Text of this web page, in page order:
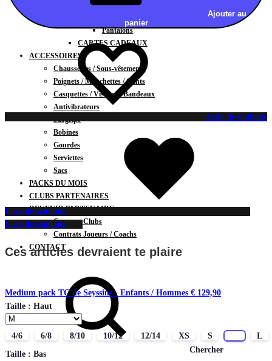
Shorts
Pantalons
CARTES CADEAUX
ACCESSOIRES
Chaussettes / Sous-vêtements
Poignets / Manchettes / Gants
Casquettes / Visières / Bandeaux
Antivibrateurs
Surgrips
Bobines
Gourdes
Serviettes
Sacs
PACKS DU MOIS
CLUBS PARTENAIRES
DEVENIR PARTENAIRE
Contrats Clubs
Contrats Joueurs / Coachs
CONTACT
Chercher
Ajouter au
panier
Liste de souhaits
Liste de souhaits
Liste de souhaits
Ces articles devraient te plaire
Medium pack TC de Seyssins - Enfants / Hommes € 129,90
Taille : Haut
4/6 6/8 8/10 10/12 12/14 XS S
L
Taille : Bas